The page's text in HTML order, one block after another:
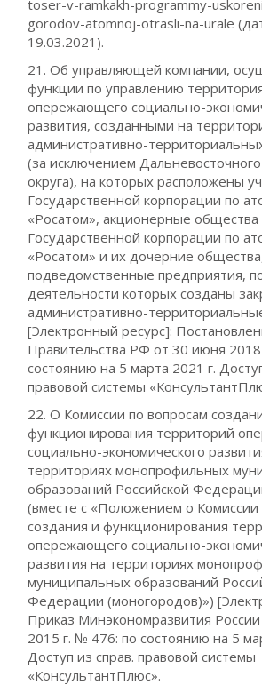
toser-v-ramkakh-programmy-
gorodov-atomnoj-otrasli-na-urale
19.03.2021).
21. Об управляющей компании,
функции по управлению
опережающего социально-
развития, созданными на
административно-
(за исключением
округа), на которых расположены
Государственной корпорации по
«Росатом», акционерные общества
Государственной корпорации по
«Росатом» и их дочерние
подведомственные предприятия,
деятельности которых созданы
административно-
[Электронный ресурс]:
Правительства РФ от 30 июня
состоянию на 5 марта 2021 г.
правовой системы
22. О Комиссии по вопросам
функционирования территорий
социально-экономического
территориях монопрофильных
образований Российской
(вместе с «Положением о Комиссии
создания и функционирования
опережающего социально-
развития на территориях
муниципальных образований
Федерации (моногородов)»)
Приказ Минэкономразвития
2015 г. № 476: по состоянию на 5
Доступ из справ. правовой системы
«КонсультантПлюс».